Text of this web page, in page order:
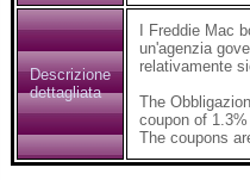
Descrizione
dettagliata
I Freddie Mac
un'agenzia
relativamente
The
coupon of 1.3%
The coupons